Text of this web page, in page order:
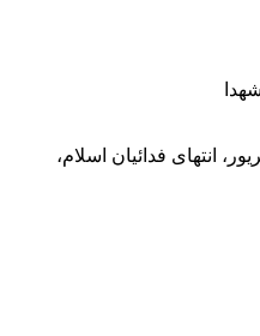
مشهد، ۱۷شهریور، انتهای فدائیان اسلام،